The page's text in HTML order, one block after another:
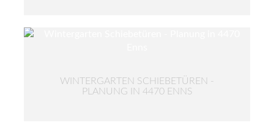
WINTERGARTEN SCHIEBETÜREN -
PLANUNG IN 4470 ENNS